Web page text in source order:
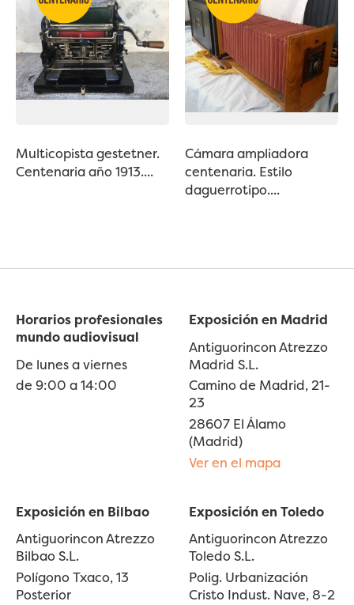
Multicopista gestetner.
Centenaria año 1913....
Cámara ampliadora
centenaria. Estilo
daguerrotipo....
Horarios profesionales
mundo audiovisual
De lunes a viernes
de 9:00 a 14:00
Exposición en Madrid
Antiguorincon Atrezzo
Madrid S.L.
Camino de Madrid, 21-
23
28607 El Álamo
(Madrid)
Ver en el mapa
Exposición en Bilbao
Antiguorincon Atrezzo
Bilbao S.L.
Polígono Txaco, 13
Posterior
Exposición en Toledo
Antiguorincon Atrezzo
Toledo S.L.
Polig. Urbanización
Cristo Indust. Nave, 8-2